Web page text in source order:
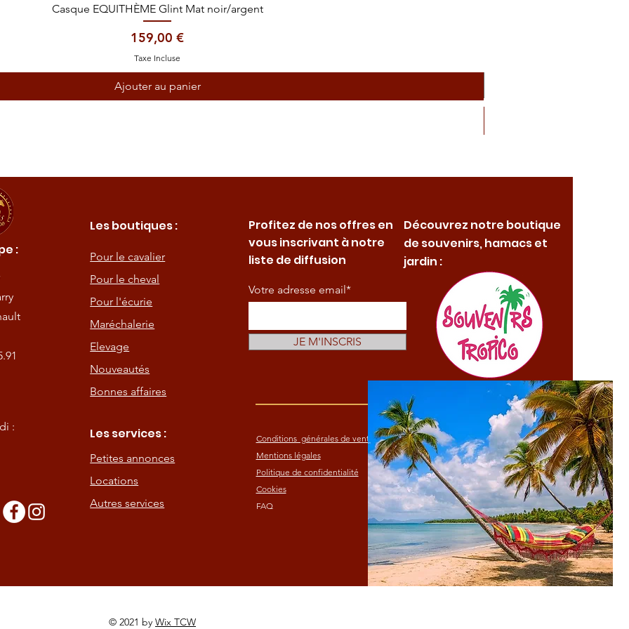
Aperçu rapide
Casque EQUITHÈME Glint Mat noir/argent
Prix
159,00 €
Taxe Incluse
Ajouter au panier
:
:
Les boutiques :
Pour le cavalier
Pour le cheval
Pour l'écurie
Maréchalerie
Elevage
Nouveautés
Bonnes affaires
Les services :
Petites annonces
Locations
Autres services
Profitez de nos offres en
vous inscrivant à notre
liste de diffusion
Votre adresse email*
JE M'INSCRIS
Conditions générales de vente
Mentions légales
Politique de confidentialité
Cookies
FAQ
Découvrez notre boutique
de souvenirs, hamacs et
jardin :
© 2021 by Wix TCW